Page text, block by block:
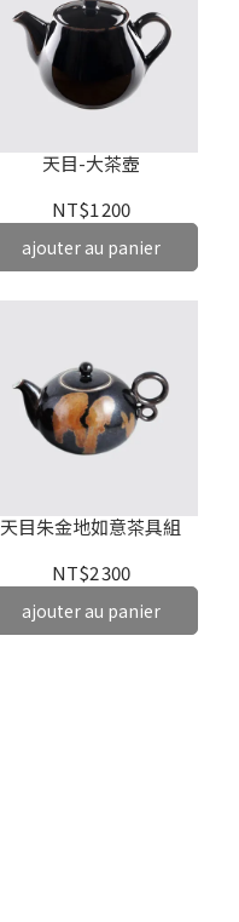
天目-大茶壺
NT$1 200
ajouter au panier
天目朱金地如意茶具組
NT$2 300
ajouter au panier